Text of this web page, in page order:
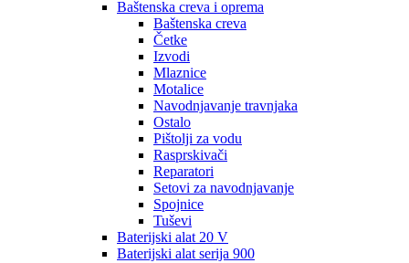
Baštenska creva i oprema
Baštenska creva
Četke
Izvodi
Mlaznice
Motalice
Navodnjavanje travnjaka
Ostalo
Pištolji za vodu
Rasprskivači
Reparatori
Setovi za navodnjavanje
Spojnice
Tuševi
Baterijski alat 20 V
Baterijski alat serija 900